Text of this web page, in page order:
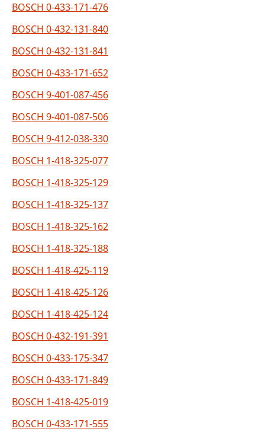
BOSCH 0-433-171-476
BOSCH 0-432-131-840
BOSCH 0-432-131-841
BOSCH 0-433-171-652
BOSCH 9-401-087-456
BOSCH 9-401-087-506
BOSCH 9-412-038-330
BOSCH 1-418-325-077
BOSCH 1-418-325-129
BOSCH 1-418-325-137
BOSCH 1-418-325-162
BOSCH 1-418-325-188
BOSCH 1-418-425-119
BOSCH 1-418-425-126
BOSCH 1-418-425-124
BOSCH 0-432-191-391
BOSCH 0-433-175-347
BOSCH 0-433-171-849
BOSCH 1-418-425-019
BOSCH 0-433-171-555